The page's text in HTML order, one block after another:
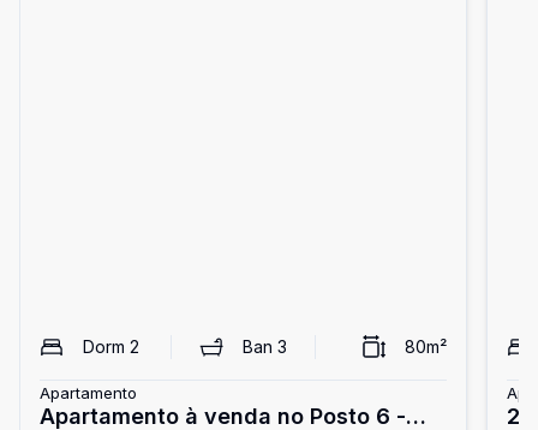
Dorm 2 Ban3 80m²
Apartamento
Apartamento à venda no Posto 6 -
2